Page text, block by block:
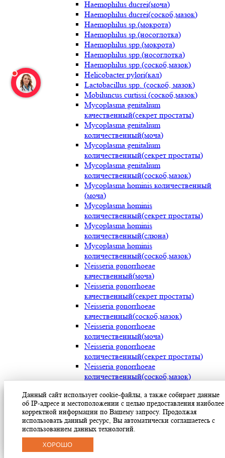
Haemophilus ducrei(моча)
Haemophilus ducrei(соскоб,мазок)
Haemophilus sp.(мокрота)
Haemophilus sp.(носоглотка)
Haemophilus spp.(мокрота)
Haemophilus spp.(носоглотка)
Haemophilus spp.(соскоб,мазок)
Helicobacter pylori(кал)
Lactobacillus spp. (соскоб, мазок)
Mobiluncus curtissi (соскоб,мазок)
Mycoplasma genitalium
качественный(секрет простаты)
Mycoplasma genitalium
количественный(моча)
Mycoplasma genitalium
количественный(секрет простаты)
Mycoplasma genitalium
количественный(соскоб,мазок)
Mycoplasma hominis количественный
(моча)
Mycoplasma hominis
количественный(секрет простаты)
Mycoplasma hominis
количественный(слюна)
Mycoplasma hominis
количественный(соскоб,мазок)
Neisseria gonorrhoeae
качественный(моча)
Neisseria gonorrhoeae
качественный(секрет простаты)
Neisseria gonorrhoeae
качественный(соскоб,мазок)
Neisseria gonorrhoeae
количественный(моча)
Neisseria gonorrhoeae
количественный(секрет простаты)
Neisseria gonorrhoeae
количественный(соскоб,мазок)
Streptococcus pyogenes (носоглотка)
Streptococcus pyogenes(мазок с раневой
поверхности)
Treponema pallidum(моча)
Treponema pallidum(секрет простаты)
Данный сайт использует cookie-файлы, а также собирает данные
об IP-адресе и местоположении с целью предоставления наиболее
корректной информации по Вашему запросу. Продолжая
использовать данный ресурс, Вы автоматически соглашаетесь с
использованием данных технологий.
ХОРОШО